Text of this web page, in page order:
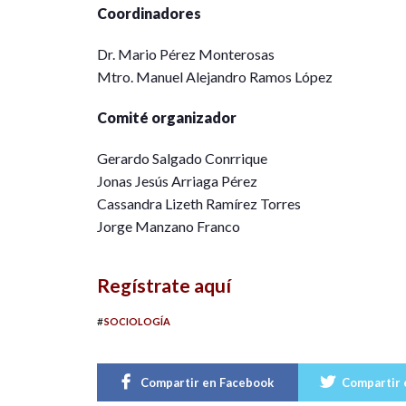
Coordinadores
Dr. Mario Pérez Monterosas
Mtro. Manuel Alejandro Ramos López
Comité organizador
Gerardo Salgado Conrrique
Jonas Jesús Arriaga Pérez
Cassandra Lizeth Ramírez Torres
Jorge Manzano Franco
Regístrate aquí
#SOCIOLOGÍA
Compartir en Facebook Compartir